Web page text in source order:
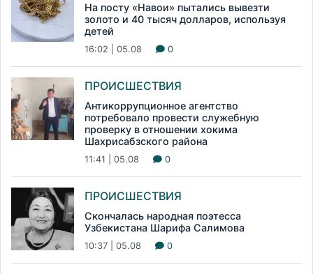
На посту «Навои» пытались вывезти
золото и 40 тысяч долларов, используя
детей
16:02 | 05.08 0
ПРОИСШЕСТВИЯ
Антикоррупционное агентство
потребовало провести служебную
проверку в отношении хокима
Шахрисабзского района
11:41 | 05.08 0
ПРОИСШЕСТВИЯ
Скончалась народная поэтесса
Узбекистана Шарифа Салимова
10:37 | 05.08 0